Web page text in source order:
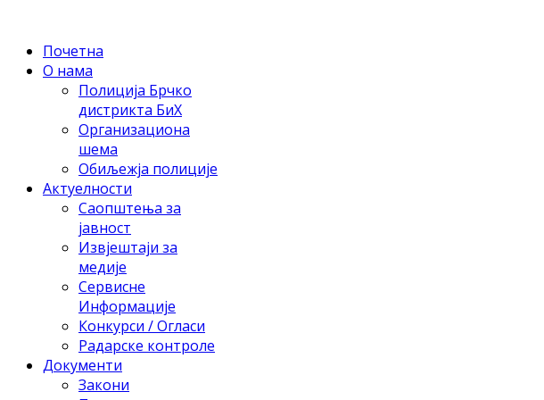
Почетна
О нама
Полиција Брчко
дистрикта БиХ
Организациона
шема
Обиљежја полиције
Актуелности
Саопштења за
јавност
Извјештаји за
медије
Сервисне
Информације
Конкурси / Огласи
Радарске контроле
Документи
Закони